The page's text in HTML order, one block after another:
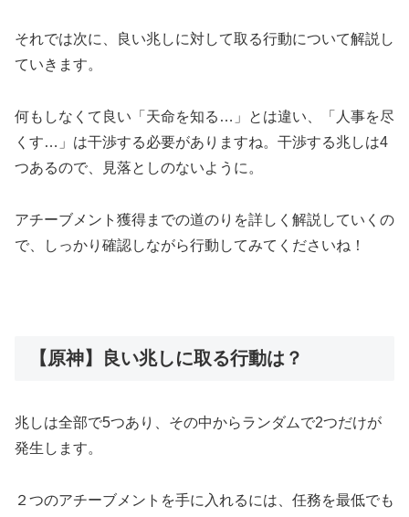
それでは次に、良い兆しに対して取る行動について解説し
ていきます。
何もしなくて良い「天命を知る…」とは違い、「人事を尽
くす…」は干渉する必要がありますね。干渉する兆しは4
つあるので、見落としのないように。
アチーブメント獲得までの道のりを詳しく解説していくの
で、しっかり確認しながら行動してみてくださいね！
【原神】良い兆しに取る行動は？
兆しは全部で5つあり、その中からランダムで2つだけが
発生します。
２つのアチーブメントを手に入れるには、任務を最低でも